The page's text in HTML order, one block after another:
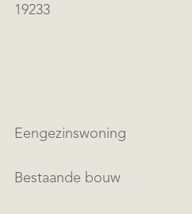
19233
Eengezinswoning
Bestaande bouw